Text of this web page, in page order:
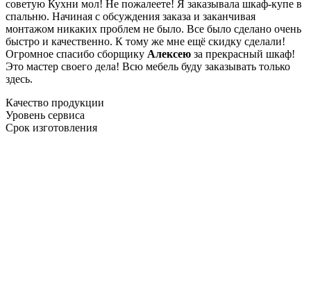
советую Кухни мол! Не пожалеете! Я заказывала шкаф-купе в
спальню. Начиная с обсуждения заказа и заканчивая
монтажом никаких проблем не было. Все было сделано очень
быстро и качественно. К тому же мне ещё скидку сделали!
Огромное спасибо сборщику Алексею за прекрасный шкаф!
Это мастер своего дела! Всю мебель буду заказывать только
здесь.
Качество продукции
Уровень сервиса
Срок изготовления